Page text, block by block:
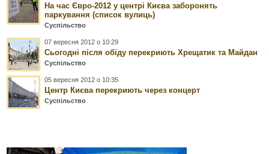
На час Євро-2012 у центрі Києва заборонять
паркування (список вулиць)
Суспільство
07 вересня 2012 о 10:29
Сьогодні після обіду перекриють Хрещатик та Майдан
Суспільство
05 вересня 2012 о 10:35
Центр Києва перекриють через концерт
Суспільство